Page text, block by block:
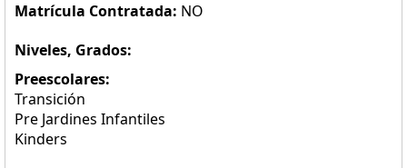
Matrícula Contratada: NO
Niveles, Grados:
Preescolares:
Transición
Pre Jardines Infantiles
Kinders